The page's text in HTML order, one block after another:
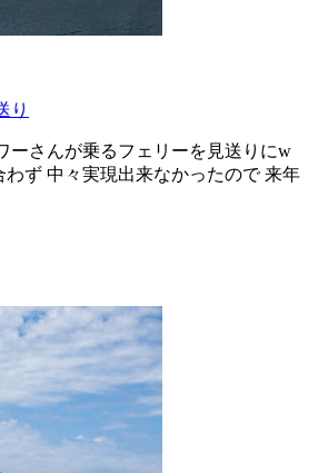
り
ーさんが乗るフェリーを見送りにw
ず 中々実現出来なかったので 来年